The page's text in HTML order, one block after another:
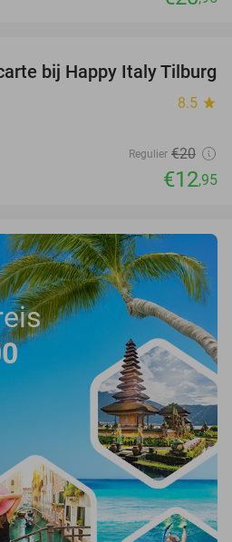
35%
bij Happy Italy Tilburg
8.5 star
Regulier €20
€12,95